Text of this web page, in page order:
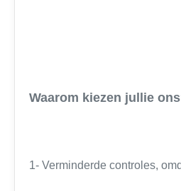
Waarom kiezen jullie
1- Verminderde controles,